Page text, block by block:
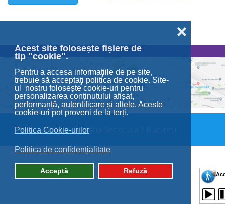
Acest site folosește fișiere de
tip "cookie".
Pentru a accesa informaţiile de pe site,
trebuie să acceptaţi politica de cookie. Site-
ul nostru folosește cookie-uri pentru
personalizarea conținutului afișat,
performanță, autentificare și altele. Aceste
cookie-uri pot proveni de la terți.
Politica Cookie-urilor
Politica de confidențialitate
Acceptă Refuză
❌
© 2026 Primăria Sectorului 2 București.